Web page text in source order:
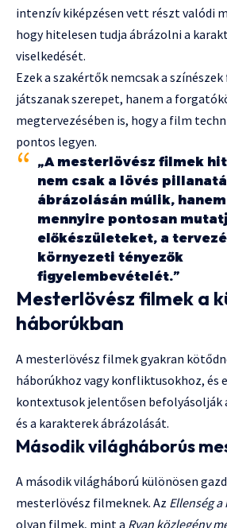
intenzív kiképzésen vett részt valódi
hogy hitelesen tudja ábrázolni a
viselkedését.
Ezek a szakértők nemcsak a
játszanak szerepet, hanem a
megtervezésében is, hogy a film
pontos legyen.
„A mesterlövész filmek
nem csak a lövés
ábrázolásán múlik,
mennyire pontosan
előkészületeket, a
környezeti tényezők
figyelembevételét.”
Mesterlövész filmek a
háborúkban
A mesterlövész filmek gyakran
háborúkhoz vagy konfliktusokhoz, és
kontextusok jelentősen
és a karakterek ábrázolását.
Második világháborús
A második világháború különösen
mesterlövész filmeknek. Az Ellenség
olyan filmek, mint a Ryan közlegény